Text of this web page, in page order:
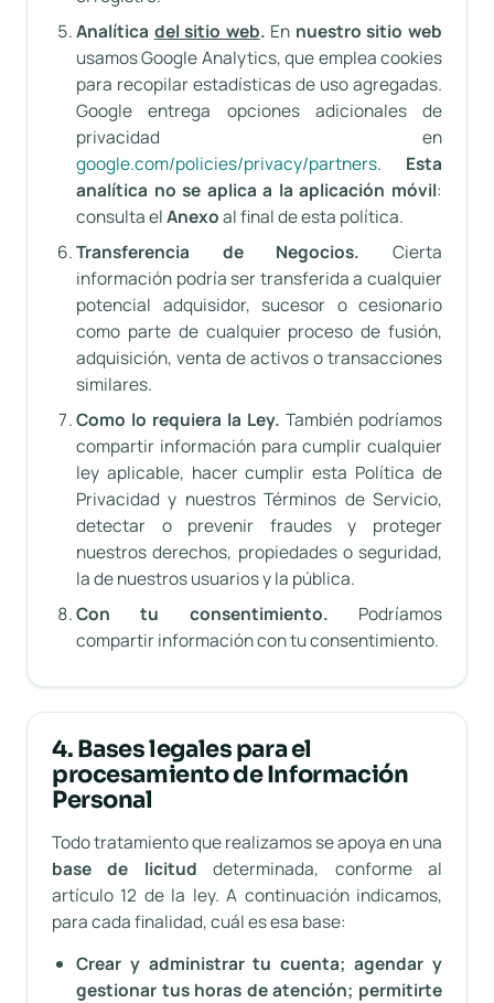
Analítica del sitio web. En nuestro sitio web
usamos Google Analytics, que emplea cookies
para recopilar estadísticas de uso agregadas.
Google entrega opciones adicionales de
privacidad en
google.com/policies/privacy/partners. Esta
analítica no se aplica a la aplicación móvil:
consulta elAnexoal final de esta política.
Transferencia de Negocios. Cierta
información podría ser transferida a cualquier
potencial adquisidor, sucesor o cesionario
como parte de cualquier proceso de fusión,
adquisición, venta de activos o transacciones
similares.
Como lo requiera la Ley. También podríamos
compartir información para cumplir cualquier
ley aplicable, hacer cumplir esta Política de
Privacidad y nuestros Términos de Servicio,
detectar o prevenir fraudes y proteger
nuestros derechos, propiedades o seguridad,
la de nuestros usuarios y la pública.
Con tu consentimiento. Podríamos
compartir información con tu consentimiento.
4. Bases legales para el
procesamiento de Información
Personal
Todo tratamiento que realizamos se apoya en una
base de licitud determinada, conforme al
artículo 12 de la ley. A continuación indicamos,
para cada finalidad, cuál es esa base:
Crear y administrar tu cuenta; agendar y
gestionar tus horas de atención; permitirte